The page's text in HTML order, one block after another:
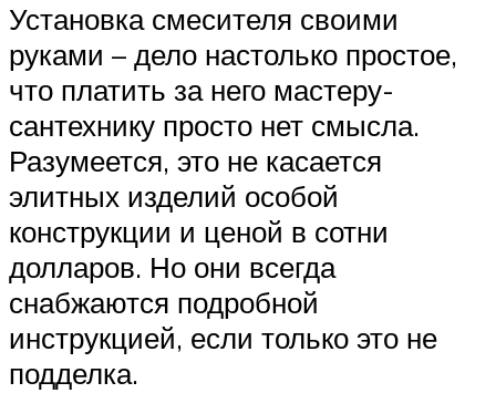
Установка смесителя своими
руками – дело настолько простое,
что платить за него мастеру-
сантехнику просто нет смысла.
Разумеется, это не касается
элитных изделий особой
конструкции и ценой в сотни
долларов. Но они всегда
снабжаются подробной
инструкцией, если только это не
подделка.